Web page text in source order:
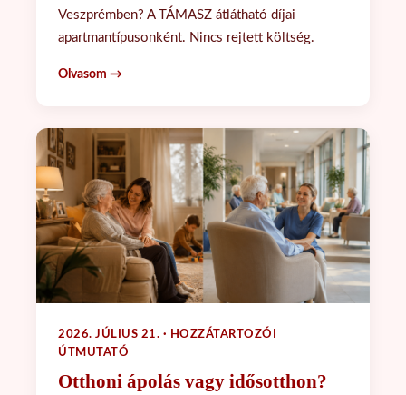
Veszprémben? A TÁMASZ átlátható díjai
apartmantípusonként. Nincs rejtett költség.
Olvasom →
2026. JÚLIUS 21. · HOZZÁTARTOZÓI
ÚTMUTATÓ
Otthoni ápolás vagy idősotthon?